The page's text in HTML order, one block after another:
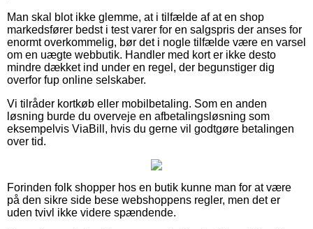
Man skal blot ikke glemme, at i tilfælde af at en shop
markedsfører bedst i test varer for en salgspris der anses for
enormt overkommelig, bør det i nogle tilfælde være en varsel
om en uægte webbutik. Handler med kort er ikke desto
mindre dækket ind under en regel, der begunstiger dig
overfor fup online selskaber.
Vi tilråder kortkøb eller mobilbetaling. Som en anden
løsning burde du overveje en afbetalingsløsning som
eksempelvis ViaBill, hvis du gerne vil godtgøre betalingen
over tid.
Forinden folk shopper hos en butik kunne man for at være
på den sikre side bese webshoppens regler, men det er
uden tvivl ikke videre spændende.